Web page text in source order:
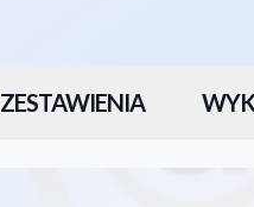
ZESTAWIENIA